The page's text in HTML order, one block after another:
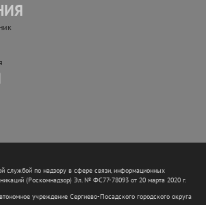
службой по надзору в сфере связи, информационных
(Роскомнадзор) Эл. № ФС77-78093 от 20 марта 2020 г.
учреждение Сергиево-Посадского городского округа